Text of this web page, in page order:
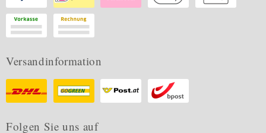
Versandinformation
Folgen Sie uns auf